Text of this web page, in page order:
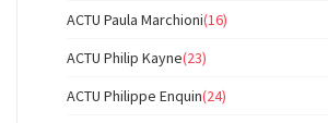
ACTU Paula Marchioni(16)
ACTU Philip Kayne(23)
ACTU Philippe Enquin(24)